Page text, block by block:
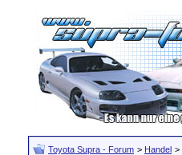
Toyota Supra - Forum > Handel >